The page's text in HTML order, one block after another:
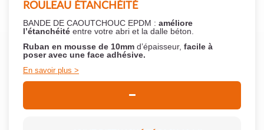
ROULEAU ÉTANCHÉITÉ
BANDE DE CAOUTCHOUC EPDM : améliore
l’étanchéité entre votre abri et la dalle béton.
Ruban en mousse de 10mm d’épaisseur, facile à
poser avec une face adhésive.
En savoir plus